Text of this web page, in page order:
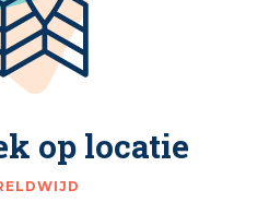
op locatie